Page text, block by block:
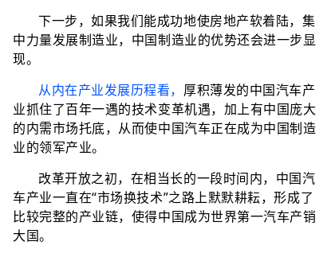
下一步，如果我们能成功地使房地产软着陆，集
中力量发展制造业，中国制造业的优势还会进一步显
现。
从内在产业发展历程看， 厚积薄发的中国汽车产
业抓住了百年一遇的技术变革机遇，加上有中国庞大
的内需市场托底，从而使中国汽车正在成为中国制造
业的领军产业。
改革开放之初，在相当长的一段时间内，中国汽
车产业一直在“市场换技术”之路上默默耕耘，形成了
比较完整的产业链，使得中国成为世界第一汽车产销
大国。